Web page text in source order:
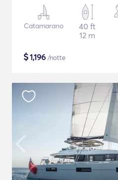
Catamarano
40 ft
12 m
$1,196 /notte